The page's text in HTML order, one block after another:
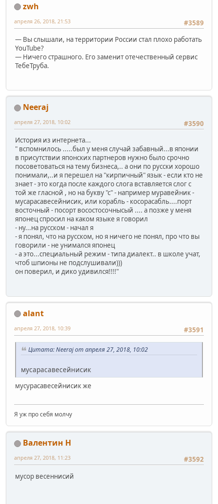
zwh
#3589
апреля 26, 2018, 21:53
— Вы слышали, на территории России стал плохо работать
YouTube?
— Ничего страшного. Его заменит отечественный сервис
ТебеТруба.
Neeraj
#3590
апреля 27, 2018, 10:02
История из интернета...
" вспомнилось .....был у меня случай забавный...в японии
в присутствии японских партнеров нужно было срочно
посоветоваться на тему бизнеса,.. а они по русски хорошо
понимали,..и я перешел на "кирпичный" язык - если кто не
знает - это когда после каждого слога вставляется слог с
той же гласной , но на букву "с" - например муравейник -
мусарасавесейнисик, или корабль - косорасабль....порт
восточный - посорт восостосочнысый .... а позже у меня
японец спросил на каком языке я говорил
- ну...на русском - начал я
- я понял, что на русском, но я ничего не понял, про что вы
говорили - не унимался японец
- а это...специальный режим - типа диалект.. в школе учат,
чтоб шпионы не подслушивали)))
он поверил, и дико удивился!!!!"
alant
#3591
апреля 27, 2018, 10:39
Цитата: Neeraj от апреля 27, 2018, 10:02
мусарасавесейнисик
мусурасавесейнисик же
Я уж про себя молчу
Валентин Н
#3592
апреля 27, 2018, 11:23
мусор весеннисий